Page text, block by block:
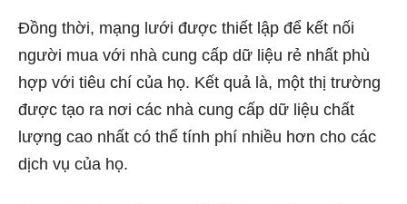
Đồng thời, mạng lưới được thiết lập để kết nối
người mua với nhà cung cấp dữ liệu rẻ nhất phù
hợp với tiêu chí của họ. Kết quả là, một thị trường
được tạo ra nơi các nhà cung cấp dữ liệu chất
lượng cao nhất có thể tính phí nhiều hơn cho các
dịch vụ của họ.